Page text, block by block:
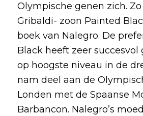
Olympische genen zich.
Gribaldi- zoon Painted
boek van Nalegro. De
Black heeft zeer succesvol
op hoogste niveau in de
nam deel aan de
Londen met de Spaanse
Barbancon. Nalegro’s